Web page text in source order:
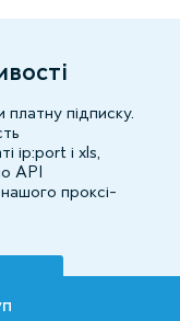
підписку.
ip:port і xls,
API
проксі-